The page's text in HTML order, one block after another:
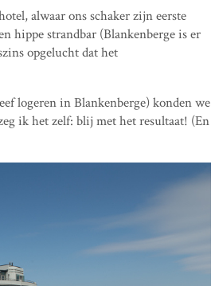
alwaar ons schaker zijn eerste
hippe strandbar (Blankenberge is er
opgelucht dat het
logeren in Blankenberge) konden we
ik het zelf: blij met het resultaat! (En